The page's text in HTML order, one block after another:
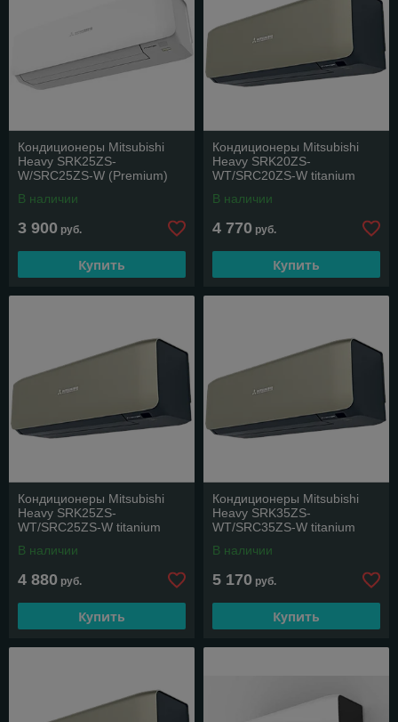
Кондиционеры Mitsubishi
Heavy SRK25ZS-
W/SRC25ZS-W (Premium)
В наличии
3 900 руб.
Купить
Кондиционеры Mitsubishi
Heavy SRK20ZS-
WT/SRC20ZS-W titanium
В наличии
4 770 руб.
Купить
Кондиционеры Mitsubishi
Heavy SRK25ZS-
WТ/SRC25ZS-W titanium
В наличии
4 880 руб.
Купить
Кондиционеры Mitsubishi
Heavy SRK35ZS-
WТ/SRC35ZS-W titanium
В наличии
5 170 руб.
Купить